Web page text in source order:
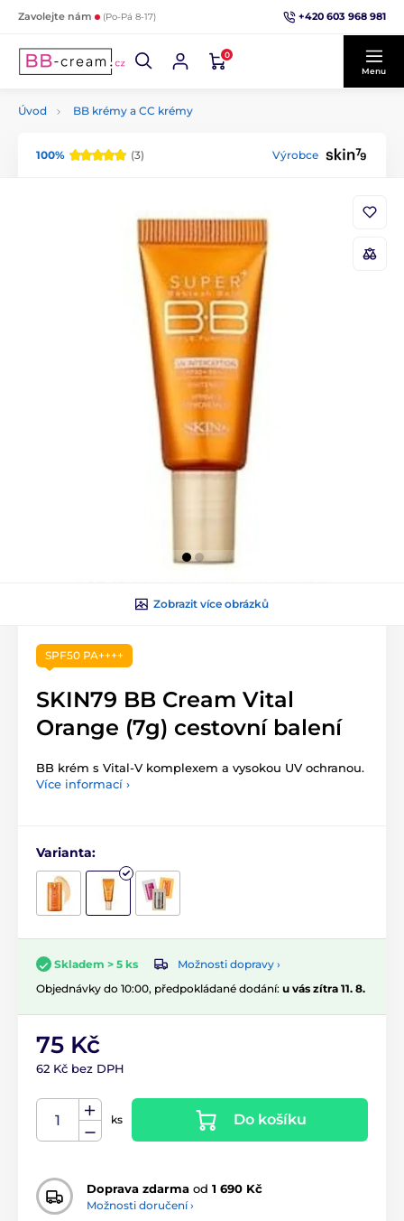
Zavolejte nám (Po-Pá 8-17) +420 603 968 981
0
Menu
Úvod BB krémy a CC krémy
100% (3) Výrobce
Zobrazit více obrázků
SPF50 PA++++
SKIN79 BB Cream Vital
Orange (7g) cestovní balení
BB krém s Vital-V komplexem a vysokou UV ochranou.
Více informací ›
Varianta:
Skladem > 5 ks
Možnosti dopravy ›
Objednávky do 10:00, předpokládané dodání: u vás zítra 11. 8.
75 Kč
62 Kč bez DPH
ks Do košíku
Doprava zdarma od 1 690 Kč
Možnosti doručení ›